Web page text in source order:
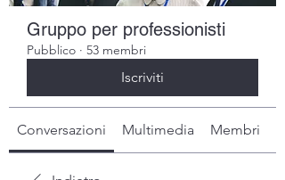
Gruppo per professionisti
Pubblico · 53 membri
Iscriviti
Conversazioni Multimedia Membri